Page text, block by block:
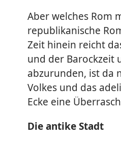
Aber welches Rom
republikanische
Zeit hinein reicht
und der Barockzeit
abzurunden, ist da
Volkes und das
Ecke eine
Die antike Stadt